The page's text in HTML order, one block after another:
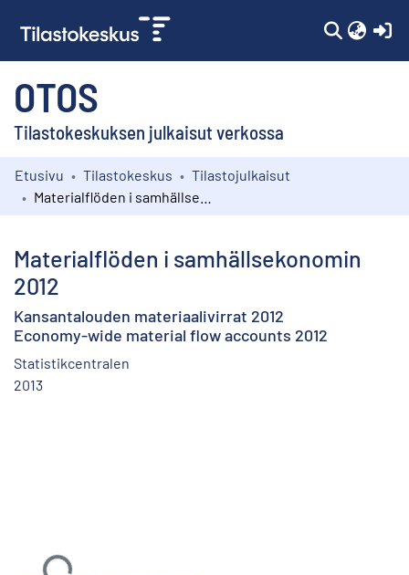
OTOS
Tilastokeskuksen julkaisut verkossa
Kokoelmat
Etusivu Tilastokeskus
Tilastojulkaisut
Materialflöden i samhällsekonomin
2012
Kansantalouden materiaalivirrat 2012
Economy-wide material flow accounts 2012
Statistikcentralen
2013